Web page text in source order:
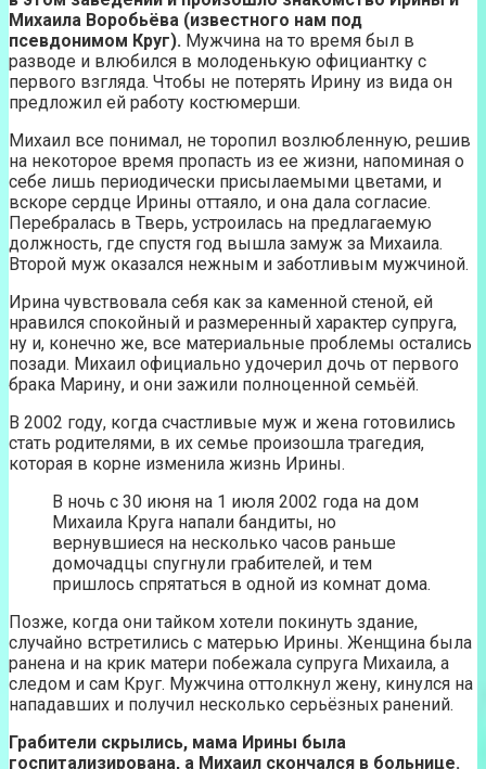
Михаила Воробьёва (известного нам под
псевдонимом Круг). Мужчина на то время был в
разводе и влюбился в молоденькую официантку с
первого взгляда. Чтобы не потерять Ирину из вида он
предложил ей работу костюмерши.
Михаил все понимал, не торопил возлюбленную, решив
на некоторое время пропасть из ее жизни, напоминая о
себе лишь периодически присылаемыми цветами, и
вскоре сердце Ирины оттаяло, и она дала согласие.
Перебралась в Тверь, устроилась на предлагаемую
должность, где спустя год вышла замуж за Михаила.
Второй муж оказался нежным и заботливым мужчиной.
Ирина чувствовала себя как за каменной стеной, ей
нравился спокойный и размеренный характер супруга,
ну и, конечно же, все материальные проблемы остались
позади. Михаил официально удочерил дочь от первого
брака Марину, и они зажили полноценной семьёй.
В 2002 году, когда счастливые муж и жена готовились
стать родителями, в их семье произошла трагедия,
которая в корне изменила жизнь Ирины.
В ночь с 30 июня на 1 июля 2002 года на дом
Михаила Круга напали бандиты, но
вернувшиеся на несколько часов раньше
домочадцы спугнули грабителей, и тем
пришлось спрятаться в одной из комнат дома.
Позже, когда они тайком хотели покинуть здание,
случайно встретились с матерью Ирины. Женщина была
ранена и на крик матери побежала супруга Михаила, а
следом и сам Круг. Мужчина оттолкнул жену, кинулся на
нападавших и получил несколько серьёзных ранений.
Грабители скрылись, мама Ирины была
госпитализирована, а Михаил скончался в больнице.